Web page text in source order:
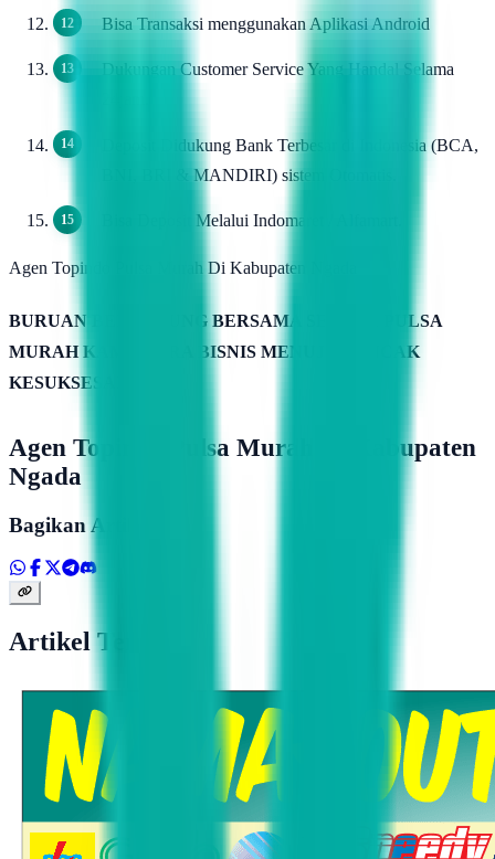
Bisa Transaksi menggunakan Aplikasi Android
Dukungan Customer Service Yang Handal Selama
Deposit Didukung Bank Terbesar di Indonesia (BCA,
BNI, BRI & MANDIRI) sistem Otomatis.
Bisa Deposit Melalui Indomaret / Alfamart.
Agen Topindo Pulsa Murah Di Kabupaten Ngada
BURUAN BERGABUNG BERSAMA SERVER PULSA
MURAH KAMIMITRA BISNIS MENUJU PUNCAK
KESUKSESAN
Agen Topindo Pulsa Murah Di Kabupaten
Ngada
Bagikan Artikel
Artikel Terkait